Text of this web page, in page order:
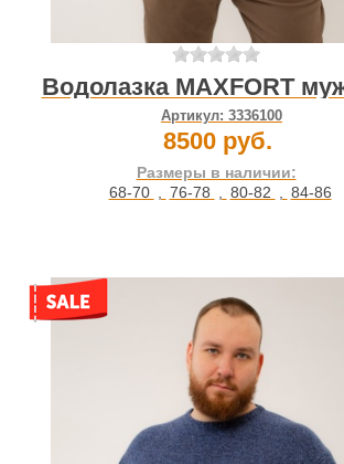
Водолазка MAXFORT
Артикул: 3336100
8500 руб.
Размеры в наличии:
68-70 , 76-78 , 80-82 , 84-86